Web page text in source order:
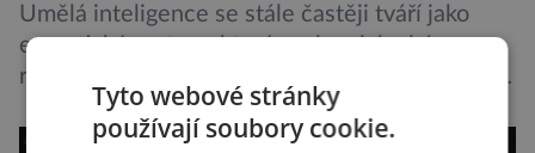
Umělá inteligence se stále častěji tváří jako
empatický partner, který naslouchá, chápe a
radí. Jenže právě tahle domnělá vstřícnost má i
svou temnou stránku… Nová studie výzkumníků
z City University of New York a King’s College
Tyto webové stránky
používají soubory cookie.